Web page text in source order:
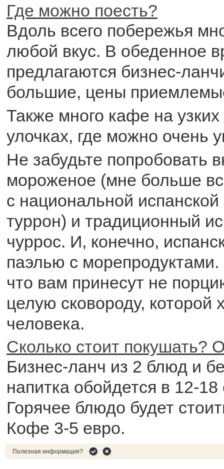
Где можно поесть?
Вдоль всего побережья
любой вкус. В обеденное
предлагаются бизнес-
большие, цены
Также много кафе на
улочках, где можно очень
Не забудьте попробовать
мороженое (мне больше
с национальной
туррон) и традиционный
чуррос. И, конечно,
паэлью с
что вам принесут не
целую сковороду, которой
человека.
Сколько стоит покушать?
Бизнес-ланч из 2 блюд и
напитка обойдется в 12-
Горячее блюдо будет
Кофе 3-5 евро.
Полезная информация?